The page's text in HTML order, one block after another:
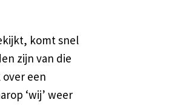
komt snel
zijn van die
een
‘wij’ weer